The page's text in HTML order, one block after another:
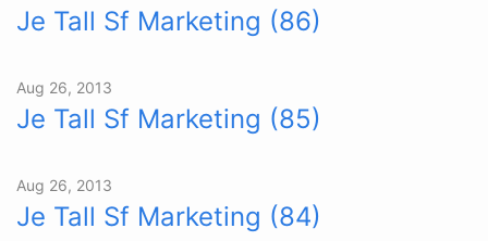
Je Tall Sf Marketing (86)
Aug 26, 2013
Je Tall Sf Marketing (85)
Aug 26, 2013
Je Tall Sf Marketing (84)